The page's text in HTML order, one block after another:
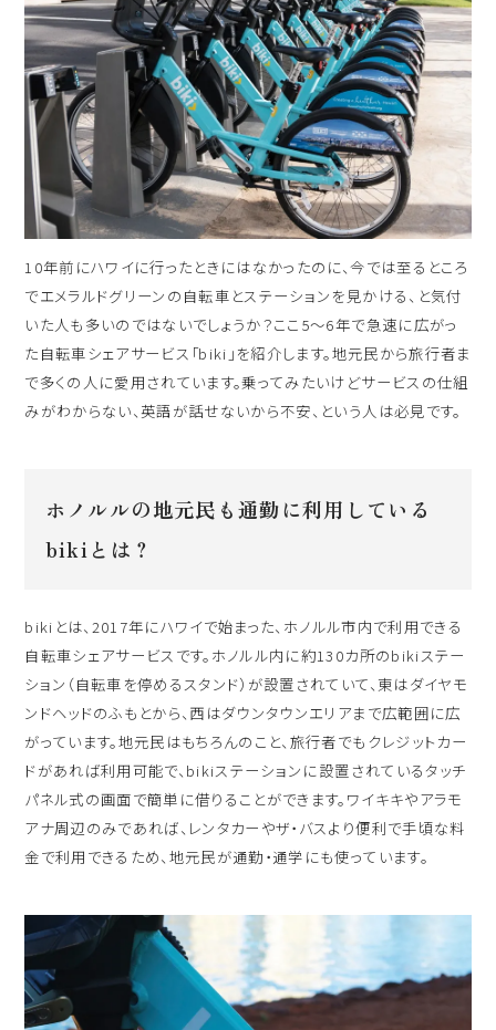
10年前にハワイに行ったときにはなかったのに、今では至るところ
でエメラルドグリーンの自転車とステーションを見かける、と気付
いた人も多いのではないでしょうか？ここ5〜6年で急速に広がっ
た自転車シェアサービス「biki」を紹介します。地元民から旅行者ま
で多くの人に愛用されています。乗ってみたいけどサービスの仕組
みがわからない、英語が話せないから不安、という人は必見です。
ホノルルの地元民も通勤に利用している
bikiとは？
bikiとは、2017年にハワイで始まった、ホノルル市内で利用できる
自転車シェアサービスです。ホノルル内に約130カ所のbikiステー
ション（自転車を停めるスタンド）が設置されていて、東はダイヤモ
ンドヘッドのふもとから、西はダウンタウンエリアまで広範囲に広
がっています。地元民はもちろんのこと、旅行者でもクレジットカー
ドがあれば利用可能で、bikiステーションに設置されているタッチ
パネル式の画面で簡単に借りることができます。ワイキキやアラモ
アナ周辺のみであれば、レンタカーやザ・バスより便利で手頃な料
金で利用できるため、地元民が通勤・通学にも使っています。
キャンペーン
5つの特徴
よくあるご質問
お客様の声
ハワイの最新情報
お問い合わせ
ご予約の流れ
ハワイ旅行～ご出発からご帰国までの流れ～
CLOSE
現地出発日
2026年9月03日(木)
泊数 部屋数
人数
大人 2名/子供0名/添い寝 0名/幼児0名
宿泊+航空券を検索
宿泊予約のみのお客様
シェラトン・ワイキキ・ビーチリゾート
モアナサーフライダー ウェスティンリゾート&スパ
シェラトン プリンセス・カイウラニ
CLOSE